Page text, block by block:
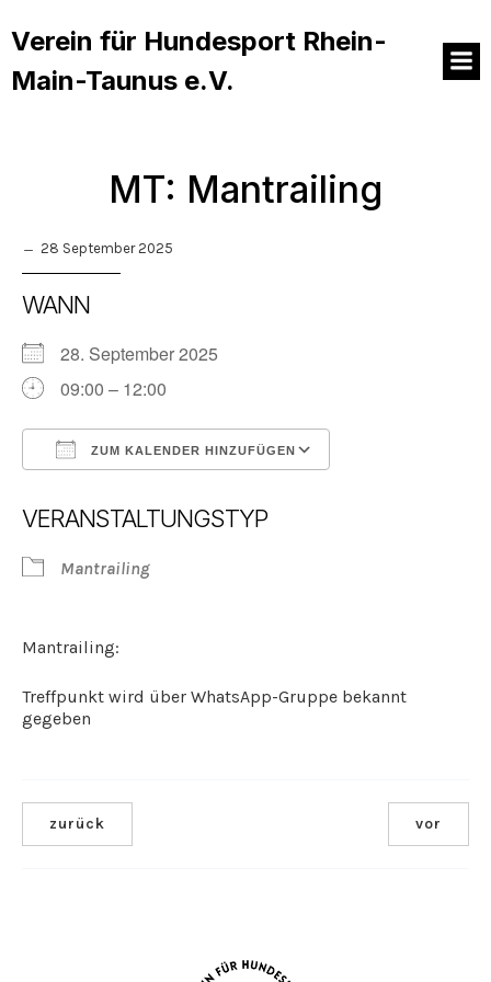
Verein für Hundesport Rhein-
Main-Taunus e.V.
MT: Mantrailing
28 September 2025
WANN
28. September 2025
09:00 – 12:00
ZUM KALENDER HINZUFÜGEN
VERANSTALTUNGSTYP
Mantrailing
Mantrailing:
Treffpunkt wird über WhatsApp-Gruppe bekannt
gegeben
zurück vor